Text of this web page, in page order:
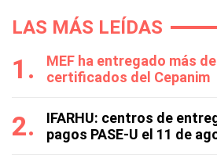
LAS MÁS LEÍDAS
MEF ha entregado más de
certificados del Cepanim
IFARHU: centros de
pagos PASE-U el 11 de